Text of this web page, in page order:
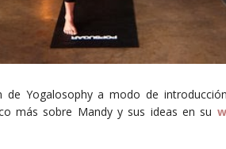
de Yogalosophy a modo de
más sobre Mandy y sus ideas en su